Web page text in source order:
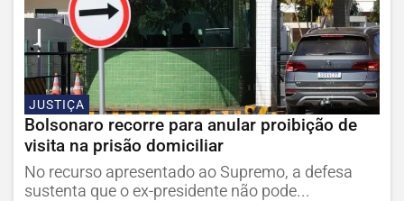
JUSTIÇA
Bolsonaro recorre para anular proibição de
visita na prisão domiciliar
No recurso apresentado ao Supremo, a defesa
sustenta que o ex-presidente não pode...